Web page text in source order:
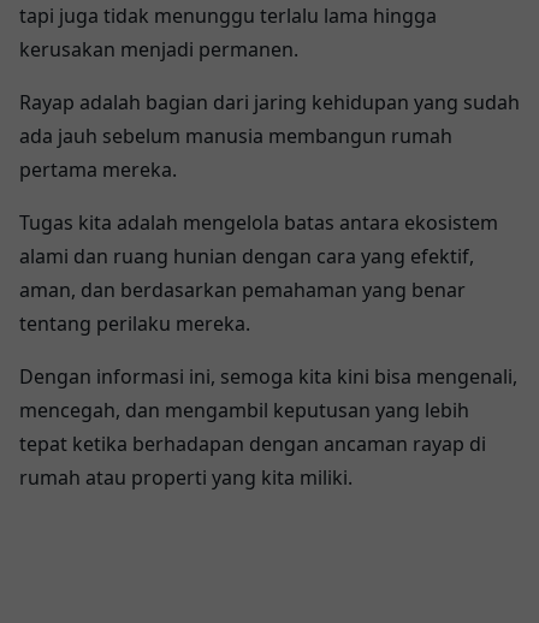
tapi juga tidak menunggu terlalu lama hingga
kerusakan menjadi permanen.
Rayap adalah bagian dari jaring kehidupan yang sudah
ada jauh sebelum manusia membangun rumah
pertama mereka.
Tugas kita adalah mengelola batas antara ekosistem
alami dan ruang hunian dengan cara yang efektif,
aman, dan berdasarkan pemahaman yang benar
tentang perilaku mereka.
Dengan informasi ini, semoga kita kini bisa mengenali,
mencegah, dan mengambil keputusan yang lebih
tepat ketika berhadapan dengan ancaman rayap di
rumah atau properti yang kita miliki.